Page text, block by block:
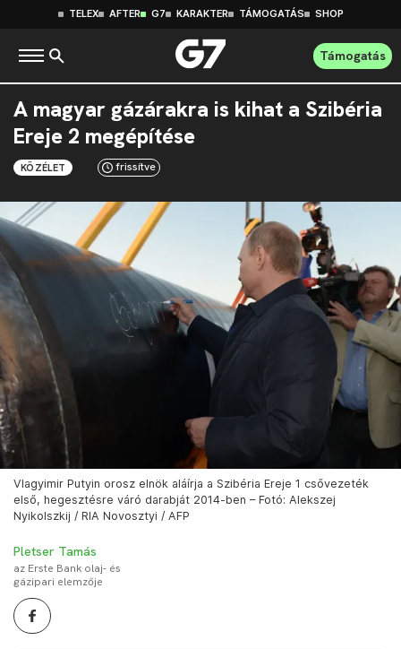
TELEX AFTER G7 KARAKTER TÁMOGATÁS SHOP
Támogatás
A magyar gázárakra is kihat a Szibéria
Ereje 2 megépítése
KÖZÉLET frissítve
Vlagyimir Putyin orosz elnök aláírja a Szibéria Ereje 1 csővezeték
első, hegesztésre váró darabját 2014-ben – Fotó: Alekszej
Nyikolszkij / RIA Novosztyi / AFP
Pletser Tamás
az Erste Bank olaj- és
gázipari elemzője